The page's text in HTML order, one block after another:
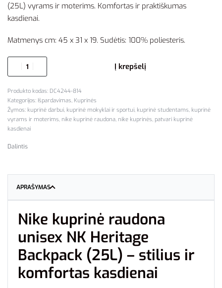
(25L) vyrams ir moterims. Komfortas ir praktiškumas
kasdienai.
Matmenys cm: 45 x 31 x 19. Sudėtis: 100% poliesteris.
Į krepšelį
DC4244-814
Kategorijos: Išpardavimas, Kuprinės
Žymos: kuprinė darbui, kuprinė mokyklai ir sportui, kuprinė studentams, kuprinė
vyrams ir moterims, nike kuprinė raudona, nike kuprinės, patvari kuprinė
kasdienai
Dalintis
APRAŠYMAS
Nike kuprinė raudona
unisex NK Heritage
Backpack (25L) – stilius ir
komfortas kasdienai